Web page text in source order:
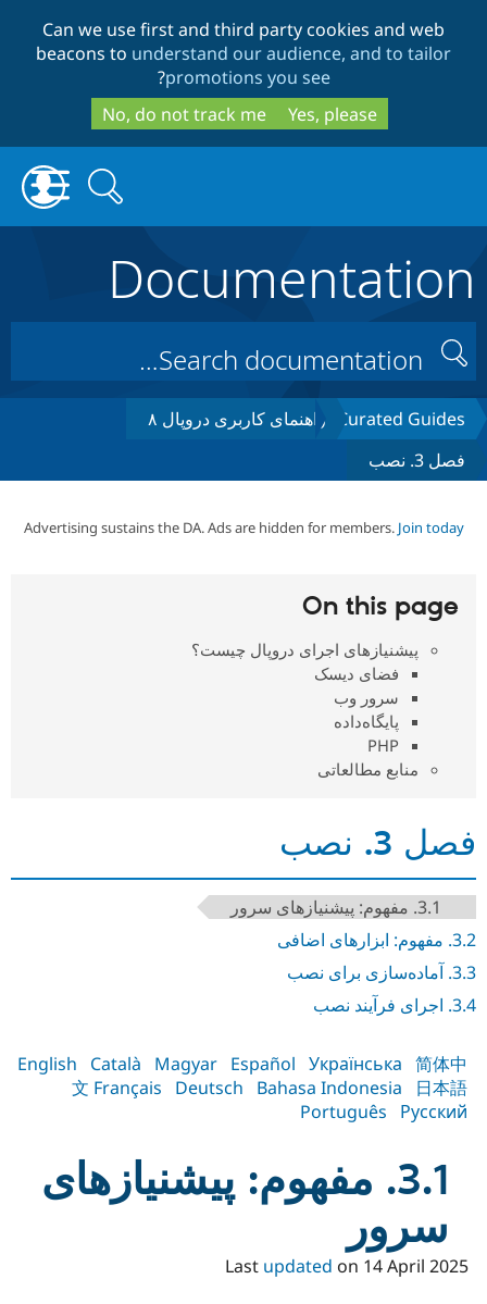
to
main
content
to
search
Can we use first and third party cookies and web
beacons to understand our audience, and to tailor
promotions you see
?
Yes, please
No, do not track me
Drupal.org home
Build with Drupal
Partners & Services
Support Drupal
Get Started
Search
form
Search
Documentation
Search
Curated Guides
راهنمای کاربری دروپال ۸
فصل 3. نصب
Advertising sustains the DA. Ads are hidden for members. Join today
On this page
پیشنیازهای اجرای دروپال چیست؟
فضای دیسک
سرور وب
پایگاه‌داده
PHP
منابع مطالعاتی
فصل 3. نصب
3.1. مفهوم: پیشنیازهای سرور
3.2. مفهوم: ابزارهای اضافی
3.3. آماده‌سازی برای نصب
3.4. اجرای فرآیند نصب
English Català Magyar Español Українська 简体中
文 Français Deutsch Bahasa Indonesia
日本語
Português
Русский
3.1. مفهوم: پیشنیازهای
سرور
Last updated on 14 April 2025